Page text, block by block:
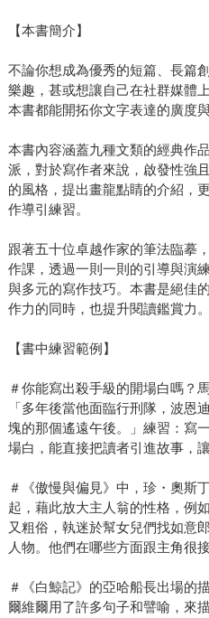
【本書簡介】
不論你想成為優秀的短篇、長篇
樂趣，甚或想讓自己在社群媒體
本書都能開拓你文字表達的廣度與
本書內容涵蓋九種文類的經典作
派，對於寫作者來說，啟發性強
的風格，提出畫龍點睛的介紹，
作導引練習。
跟著五十位卓越作家的筆法臨摹
作課，透過一則一則的引導與演
與多元的寫作技巧。本書是絕佳
作力的同時，也提升閱讀鑑賞力。
【書中練習範例】
＃你能寫出殺手級的開場白嗎？
「多年後當他面臨行刑隊，波恩
塊的那個遙遠午後。」練習：寫
場白，能直接把讀者引進故事，
＃《傲慢與偏見》中，珍・奧斯
起，藉此放大主人翁的性格，例
又粗俗，執迷於幫女兒們找如意
人物。他們在哪些方面跟主角很
＃《白鯨記》的亞哈船長出場的
爾維爾用了許多句子和譬喻，來